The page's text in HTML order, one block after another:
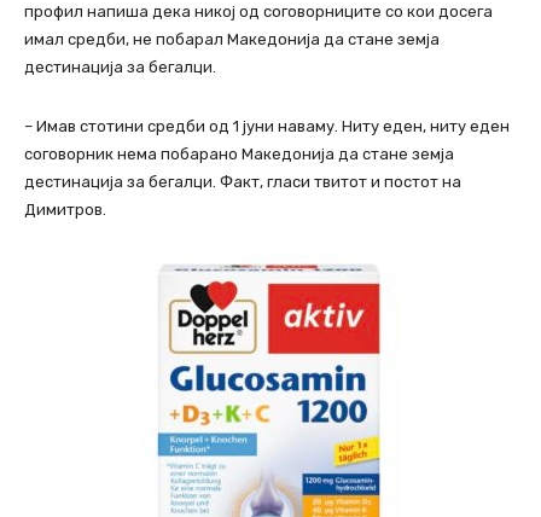
профил напиша дека никој од соговорниците со кои досега
имал средби, не побарал Македонија да стане земја
дестинација за бегалци.
– Имав стотини средби од 1 јуни наваму. Ниту еден, ниту еден
соговорник нема побарано Македонија да стане земја
дестинација за бегалци. Факт, гласи твитот и постот на
Димитров.